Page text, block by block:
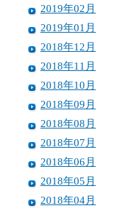
2019年02月
2019年01月
2018年12月
2018年11月
2018年10月
2018年09月
2018年08月
2018年07月
2018年06月
2018年05月
2018年04月